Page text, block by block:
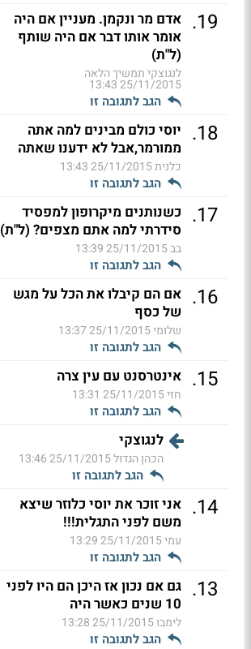
19
. אדם מר ונקמן. מעניין אם היה
אומר אותו דבר אם היה שותף
(ל"ת)
לנגוצקי תמשיך הלאה
25/11/2015 13:43
הגב לתגובה זו
18
. יוסי כולם מבינים למה אתה
ממורמר,אבל לא ידענו שאתה
כלנית25/11/2015 13:43
הגב לתגובה זו
17
. כשנותנים מיקרופון למפסיד
סידרתי למה אתם מצפים? (ל"ת)
בב25/11/2015 13:39
הגב לתגובה זו
16
. אם הם קיבלו את הכל על מגש
של כסף
שלומי25/11/2015 13:37
הגב לתגובה זו
15
. אינטרסנט עם עין צרה
חזי25/11/2015 13:31
הגב לתגובה זו
לנגוצקי
הכהן הגדול25/11/2015 13:46
הגב לתגובה זו
14
. אני זוכר את יוסי כלוזר שיצא
משם לפני התגלית!!!
עמי25/11/2015 13:29
הגב לתגובה זו
13
. גם אם נכון אז היכן הם היו לפני
10 שנים כאשר היה
לימבו25/11/2015 13:28
הגב לתגובה זו